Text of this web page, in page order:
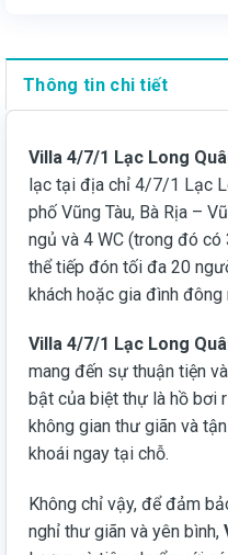
Thông tin chi tiết
Villa 4/7/1 Lạc Long
lạc tại địa chỉ 4/7/1 Lạc
phố Vũng Tàu, Bà Rịa –
ngủ và 4 WC (trong đó có
thể tiếp đón tối đa 20
khách hoặc gia đình đông
Villa 4/7/1 Lạc Long
mang đến sự thuận tiện
bật của biệt thự là hồ bơi
không gian thư giãn và
khoái ngay tại chỗ.
Không chỉ vậy, để đảm
nghỉ thư giãn và yên bình,